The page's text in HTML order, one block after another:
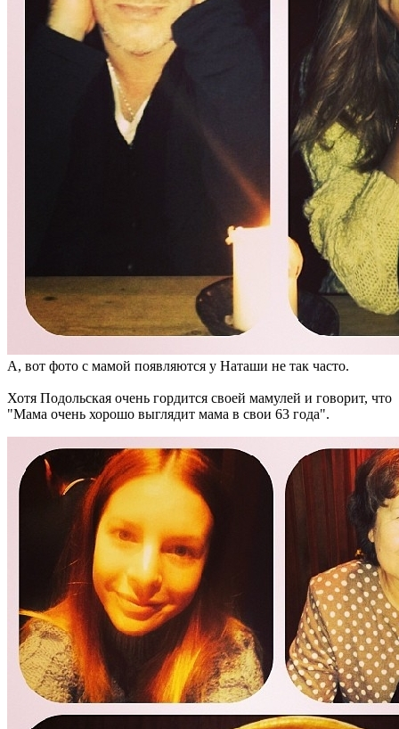
А, вот фото с мамой появляются у Наташи не так часто.
Хотя Подольская очень гордится своей мамулей и говорит, что
"Мама очень хорошо выглядит мама в свои 63 года".